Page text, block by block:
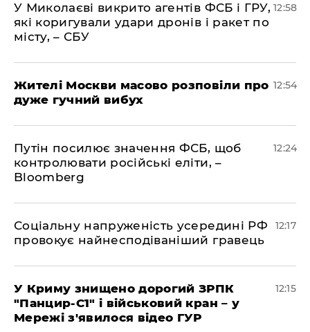
У Миколаєві викрито агентів ФСБ і ГРУ,
які коригували удари дронів і ракет по
місту, – СБУ
12:58
Жителі Москви масово розповіли про
дуже гучний вибух
12:54
Путін посилює значення ФСБ, щоб
контролювати російські еліти, –
Bloomberg
12:24
Соціальну напруженість усередині РФ
провокує найнесподіваніший гравець
12:17
У Криму знищено дорогий ЗРПК
"Панцир-С1" і військовий кран – у
Мережі з'явилося відео ГУР
12:15